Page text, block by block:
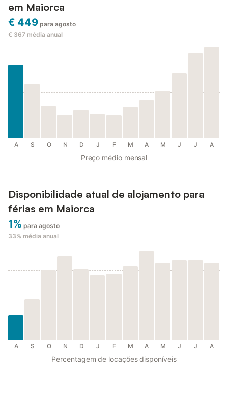
em Maiorca
€ 449 para agosto
€ 367 média anual
A S O N D J F M A M J J A
Preço médio mensal
Disponibilidade atual de alojamento para
férias em Maiorca
1% para agosto
33% média anual
A S O N D J F M A M J J A
Percentagem de locações disponíveis